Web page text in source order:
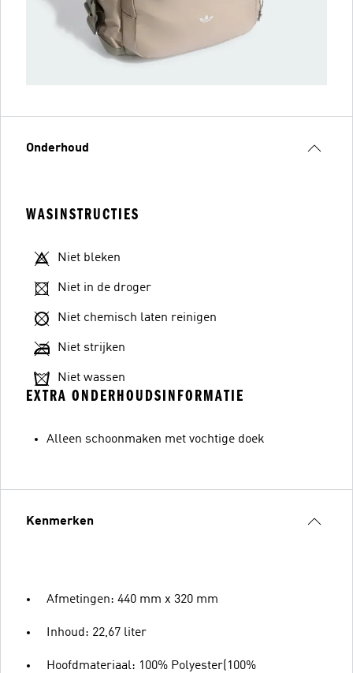
Onderhoud
WASINSTRUCTIES
Niet bleken
Niet in de droger
Niet chemisch laten reinigen
Niet strijken
Niet wassen
EXTRA ONDERHOUDSINFORMATIE
Alleen schoonmaken met vochtige doek
Kenmerken
Afmetingen: 440 mm x 320 mm
Inhoud: 22,67 liter
Hoofdmateriaal: 100% Polyester(100%